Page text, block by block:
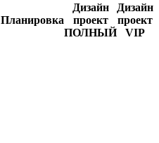
Планировка
Дизайн
проект
ПОЛНЫЙ
Дизайн
проект
VIP